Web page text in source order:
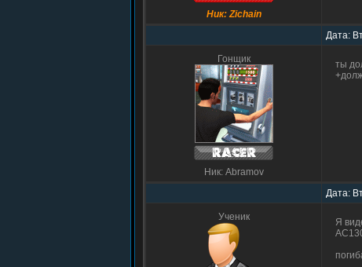
Ник: Zichain
Дата:
Гонщик
Ник: Abramov
ты
Дата:
Ученик
Я